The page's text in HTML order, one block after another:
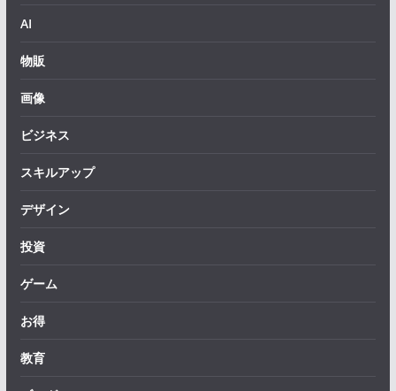
AI
物販
画像
ビジネス
スキルアップ
デザイン
投資
ゲーム
お得
教育